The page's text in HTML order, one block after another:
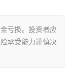
亏损。投资者应
承受能力谨慎决